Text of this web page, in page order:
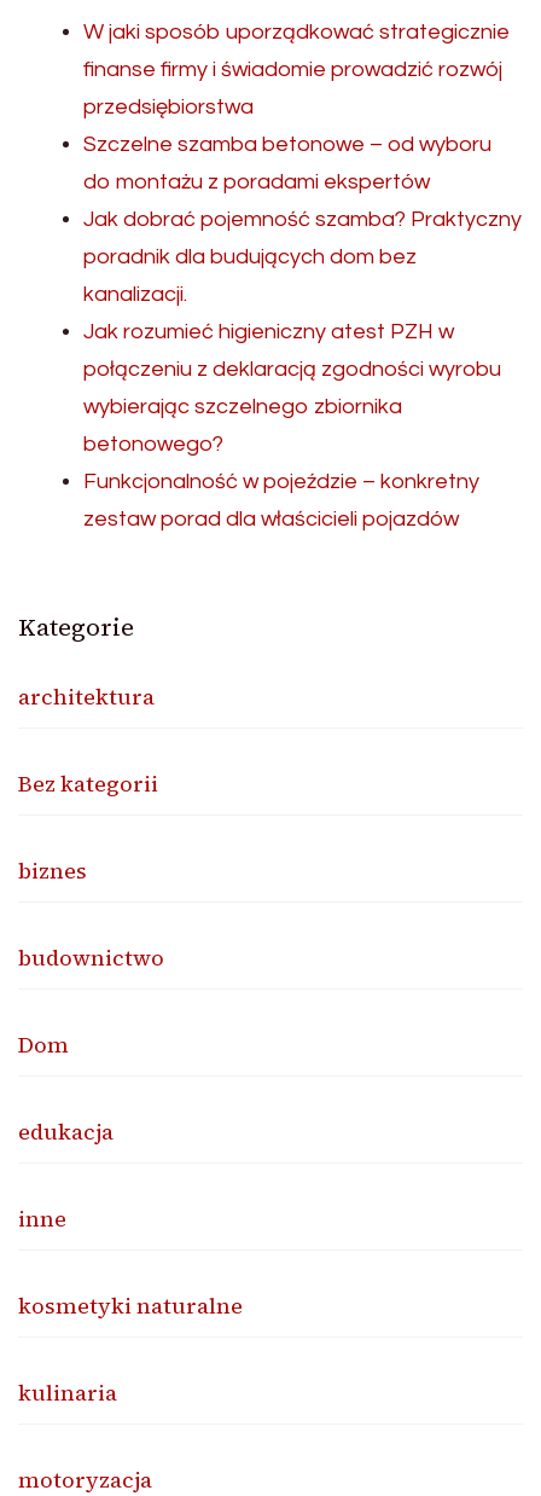
W jaki sposób uporządkować strategicznie
finanse firmy i świadomie prowadzić rozwój
przedsiębiorstwa
Szczelne szamba betonowe – od wyboru
do montażu z poradami ekspertów
Jak dobrać pojemność szamba? Praktyczny
poradnik dla budujących dom bez
kanalizacji.
Jak rozumieć higieniczny atest PZH w
połączeniu z deklaracją zgodności wyrobu
wybierając szczelnego zbiornika
betonowego?
Funkcjonalność w pojeździe – konkretny
zestaw porad dla właścicieli pojazdów
Kategorie
architektura
Bez kategorii
biznes
budownictwo
Dom
edukacja
inne
kosmetyki naturalne
kulinaria
motoryzacja